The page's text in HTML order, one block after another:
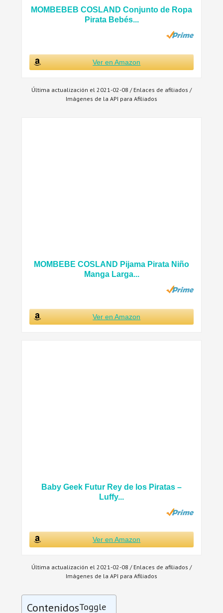
MOMBEBEB COSLAND Conjunto de Ropa
Pirata Bebés...
Ver en Amazon
Última actualización el 2021-02-08 / Enlaces de afiliados /
Imágenes de la API para Afiliados
MOMBEBE COSLAND Pijama Pirata Niño
Manga Larga...
Ver en Amazon
Baby Geek Futur Rey de los Piratas –
Luffy...
Ver en Amazon
Última actualización el 2021-02-08 / Enlaces de afiliados /
Imágenes de la API para Afiliados
ContenidosToggle